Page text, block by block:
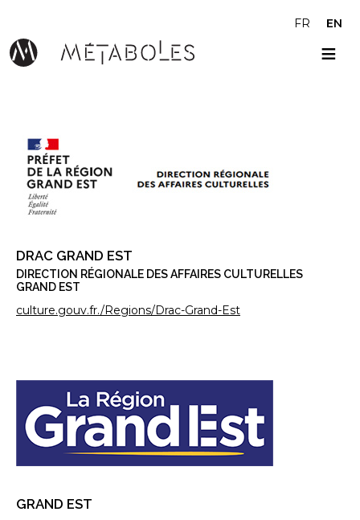
EN
FR
DRAC GRAND EST
DIRECTION RÉGIONALE DES AFFAIRES CULTURELLES
GRAND EST
culture.gouv.fr./Regions/Drac-Grand-Est
GRAND EST